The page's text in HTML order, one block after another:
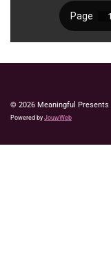
© 2026 Meaningful Presents
Powered by JouwWeb